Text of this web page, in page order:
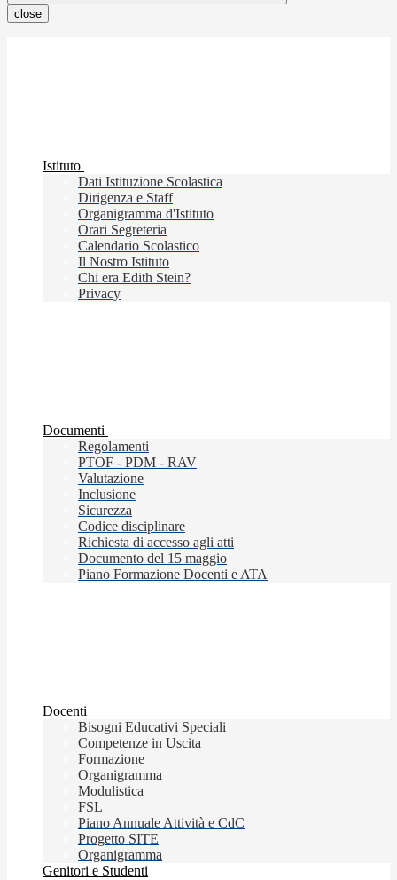
close
Istituto
Dati Istituzione Scolastica
Dirigenza e Staff
Organigramma d'Istituto
Orari Segreteria
Calendario Scolastico
Il Nostro Istituto
Chi era Edith Stein?
Privacy
Documenti
Regolamenti
PTOF - PDM - RAV
Valutazione
Inclusione
Sicurezza
Codice disciplinare
Richiesta di accesso agli atti
Documento del 15 maggio
Piano Formazione Docenti e ATA
Docenti
Bisogni Educativi Speciali
Competenze in Uscita
Formazione
Organigramma
Modulistica
FSL
Piano Annuale Attività e CdC
Progetto SITE
Organigramma
Genitori e Studenti